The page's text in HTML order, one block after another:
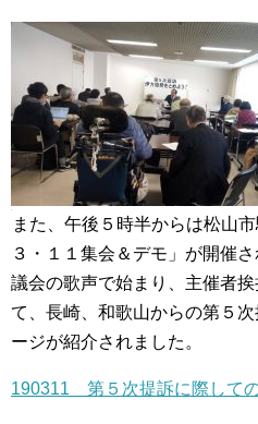
また、午後５時半からは松山
３・１１集会＆デモ」が開催
議会の歌声で始まり、主催者
て、長崎、和歌山からの第５
ージが紹介されました。
190311 第５次提訴に際して